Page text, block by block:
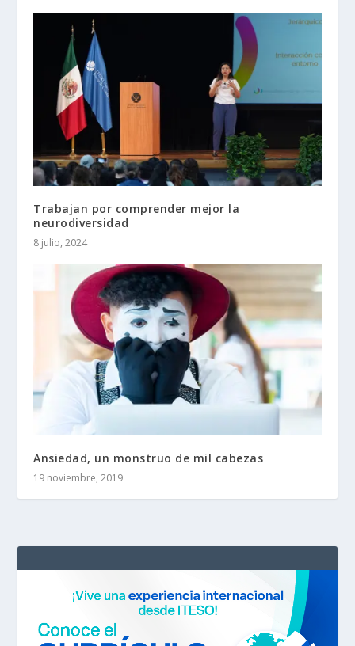
Trabajan por comprender mejor la
neurodiversidad
8 julio, 2024
Ansiedad, un monstruo de mil cabezas
19 noviembre, 2019